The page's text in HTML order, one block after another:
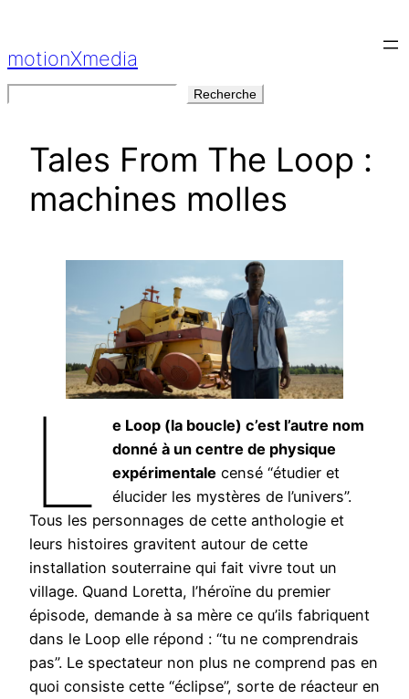
contenu
motionXmedia
Recherche
Tales From The Loop :
machines molles
L
e Loop (la boucle) c’est l’autre nom
donné à un centre de physique
expérimentale censé “étudier et
élucider les mystères de l’univers”.
Tous les personnages de cette anthologie et
leurs histoires gravitent autour de cette
installation souterraine qui fait vivre tout un
village. Quand Loretta, l’héroïne du premier
épisode, demande à sa mère ce qu’ils fabriquent
dans le Loop elle répond : “tu ne comprendrais
pas”. Le spectateur non plus ne comprend pas en
quoi consiste cette “éclipse”, sorte de réacteur en